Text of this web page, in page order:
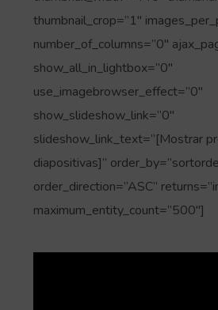
thumbnail_crop=”1″
number_of_columns=”0″
show_all_in_lightbox=”0″
use_imagebrowser_effect=”0″
show_slideshow_link=”0″
slideshow_link_text=”[Mostrar
diapositivas]”
order_direction=”ASC”
maximum_entity_count=”500″]